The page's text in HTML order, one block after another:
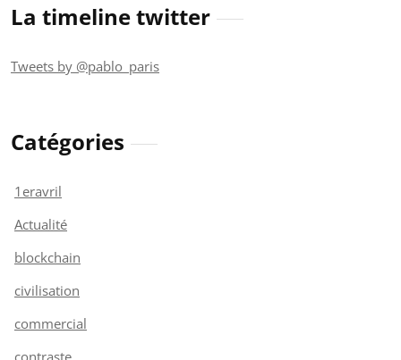
La timeline twitter
Tweets by @pablo_paris
Catégories
1eravril
Actualité
blockchain
civilisation
commercial
contraste